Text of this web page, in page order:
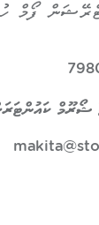
ފޯމް
ޝޯރޫމް ކައުންޓަރަށް